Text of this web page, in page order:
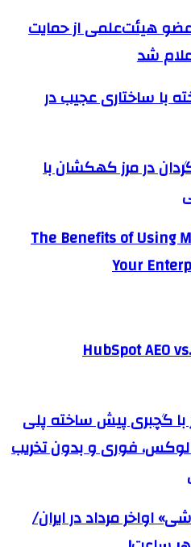
هیئت‌علمی از حمایت
شد
با ساختاری عجیب در
در مرز کهکشان با
The Benefits of Using
Your
HubSpot AEO
با گچبری پیش ساخته پلی
لوکس، فوری و بدون تخریب
اواخر مرداد در ایران/